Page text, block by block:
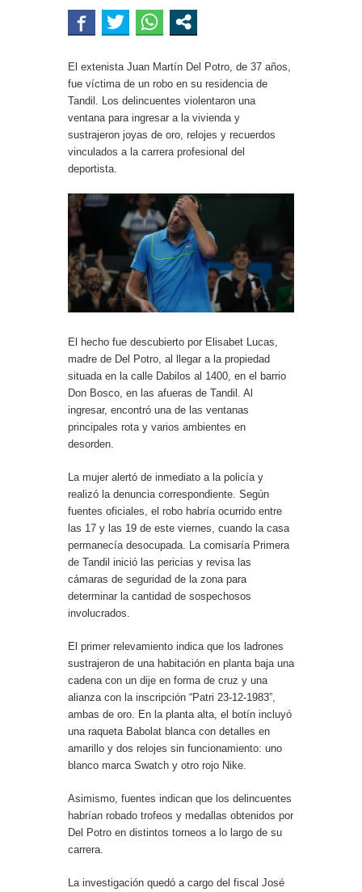
vamos a agarrar»
El extenista Juan Martín Del Potro, de 37 años,
fue víctima de un robo en su residencia de
Tandil. Los delincuentes violentaron una
ventana para ingresar a la vivienda y
sustrajeron joyas de oro, relojes y recuerdos
vinculados a la carrera profesional del
deportista.
El hecho fue descubierto por Elisabet Lucas,
madre de Del Potro, al llegar a la propiedad
situada en la calle Dabilos al 1400, en el barrio
Don Bosco, en las afueras de Tandil. Al
ingresar, encontró una de las ventanas
principales rota y varios ambientes en
desorden.
La mujer alertó de inmediato a la policía y
realizó la denuncia correspondiente. Según
fuentes oficiales, el robo habría ocurrido entre
las 17 y las 19 de este viernes, cuando la casa
permanecía desocupada. La comisaría Primera
de Tandil inició las pericias y revisa las
cámaras de seguridad de la zona para
determinar la cantidad de sospechosos
involucrados.
El primer relevamiento indica que los ladrones
sustrajeron de una habitación en planta baja una
cadena con un dije en forma de cruz y una
alianza con la inscripción “Patri 23-12-1983”,
ambas de oro. En la planta alta, el botín incluyó
una raqueta Babolat blanca con detalles en
amarillo y dos relojes sin funcionamiento: uno
blanco marca Swatch y otro rojo Nike.
Asimismo, fuentes indican que los delincuentes
habrían robado trofeos y medallas obtenidos por
Del Potro en distintos torneos a lo largo de su
carrera.
La investigación quedó a cargo del fiscal José